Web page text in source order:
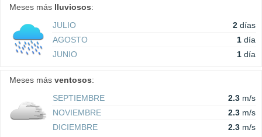
Meses más lluviosos:
JULIO
2 días
AGOSTO
1 día
JUNIO
1 día
Meses más ventosos:
SEPTIEMBRE
2.3 m/s
NOVIEMBRE
2.3 m/s
DICIEMBRE
2.3 m/s